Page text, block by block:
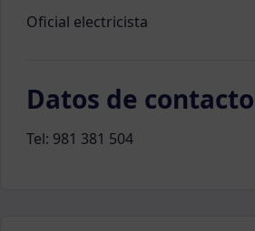
Oficial electricista
Datos de contacto
Tel: 981 381 504